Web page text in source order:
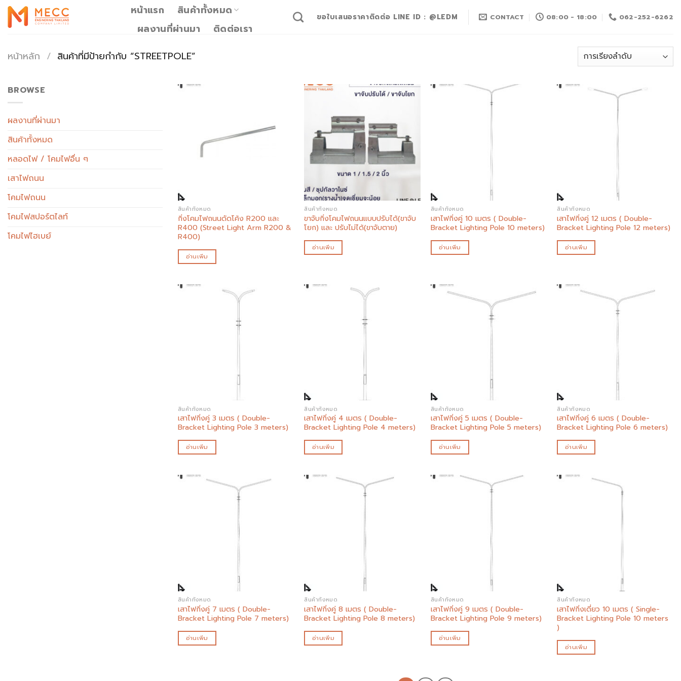
Skip
content
หน้าแรก
สินค้าทั้งหมด
ผลงานที่ผ่านมา
ติดต่อเรา
ขอใบเสนอราคาติดต่อ LINE ID : @LEDM CONTACT 08:00 - 18:00 062-252-6262
หน้าหลัก / สินค้าที่มีป้ายกำกับ “STREETPOLE”
BROWSE
ผลงานที่ผ่านมา
สินค้าทั้งหมด
หลอดไฟ / โคมไฟอื่น ๆ
เสาไฟถนน
โคมไฟถนน
โคมไฟสปอร์ตไลท์
โคมไฟไฮเบย์
Add to
สินค้าทั้งหมด
กิ่งโคมไฟถนนดัดโค้ง R200 และ
R400 (Street Light Arm R200 &
R400)
อ่านเพิ่ม
Add to
wishlist
สินค้าทั้งหมด
ขาจับกิ่งโคมไฟถนนแบบปรับได้(ขาจับ
โยก) และ ปรับไม่ได้(ขาจับตาย)
อ่านเพิ่ม
สินค้าทั้งหมด
เสาไฟกิ่งคู่ 10 เมตร ( Double-
Bracket Lighting Pole 10 meters)
อ่านเพิ่ม
สินค้าทั้งหมด
เสาไฟกิ่งคู่ 12 เมตร ( Double-
Bracket Lighting Pole 12 meters)
อ่านเพิ่ม
สินค้าทั้งหมด
เสาไฟกิ่งคู่ 3 เมตร ( Double-
Bracket Lighting Pole 3 meters)
อ่านเพิ่ม
สินค้าทั้งหมด
เสาไฟกิ่งคู่ 4 เมตร ( Double-
Bracket Lighting Pole 4 meters)
อ่านเพิ่ม
สินค้าทั้งหมด
เสาไฟกิ่งคู่ 5 เมตร ( Double-
Bracket Lighting Pole 5 meters)
อ่านเพิ่ม
สินค้าทั้งหมด
เสาไฟกิ่งคู่ 6 เมตร ( Double-
Bracket Lighting Pole 6 meters)
อ่านเพิ่ม
สินค้าทั้งหมด
เสาไฟกิ่งคู่ 7 เมตร ( Double-
Bracket Lighting Pole 7 meters)
อ่านเพิ่ม
สินค้าทั้งหมด
เสาไฟกิ่งคู่ 8 เมตร ( Double-
Bracket Lighting Pole 8 meters)
อ่านเพิ่ม
สินค้าทั้งหมด
เสาไฟกิ่งคู่ 9 เมตร ( Double-
Bracket Lighting Pole 9 meters)
อ่านเพิ่ม
สินค้าทั้งหมด
เสาไฟกิ่งเดี่ยว 10 เมตร ( Single-
Bracket Lighting Pole 10 meters
)
อ่านเพิ่ม